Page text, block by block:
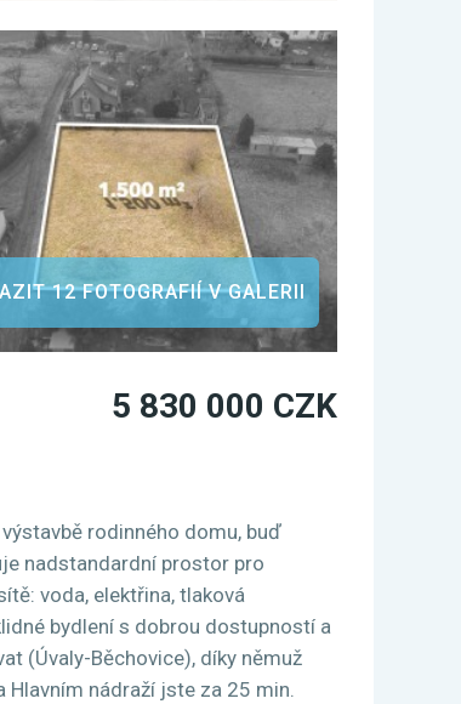
12 FOTOGRAFIÍ V GALERII
5 830 000 CZK
rodinného domu, buď
nadstandardní prostor pro
voda, elektřina, tlaková
bydlení s dobrou dostupností a
(Úvaly-Běchovice), díky němuž
Hlavním nádraží jste za 25 min.